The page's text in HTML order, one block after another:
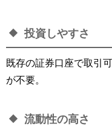
投資しやすさ
既存の証券口座で取引
が不要。
流動性の高さ